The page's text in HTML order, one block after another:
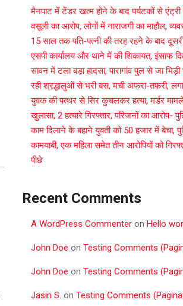
मैनपाट में टेंडर खत्म होने के बाद पर्यटकों से
वसूली का आरोप, लोगों में नाराजगी का माहौल,
15 साल तक पति-पत्नी की तरह रहने के बाद
एसपी कार्यालय और थाने में की शिकायत, इंसाफ
सावन में टला बड़ा हादसा, पारागांव पुल से जा
रही श्रद्धालुओं से भरी बस, मची अफरा-तफरी,
युवक की पत्थर से सिर कुचलकर हत्या, मर्डर
खुलासा, 2 हत्यारे गिरफ्तार, परिजनों का आरोप-
काम दिलाने के बहाने युवती को 50 हजार में बेचा,
कामयाबी, एक महिला समेत तीन आरोपियों को
पीछे
Recent Comments
A WordPress Commenter on Hello
John Doe on Testing Comments
John Doe on Testing Comments
Jasin S. on Testing Comments